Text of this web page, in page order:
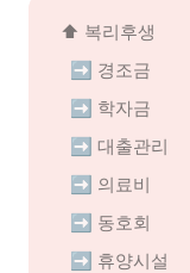
⬆️ 복리후생
➡️ 경조금
➡️ 학자금
➡️ 대출관리
➡️ 의료비
➡️ 동호회
➡️ 휴양시설